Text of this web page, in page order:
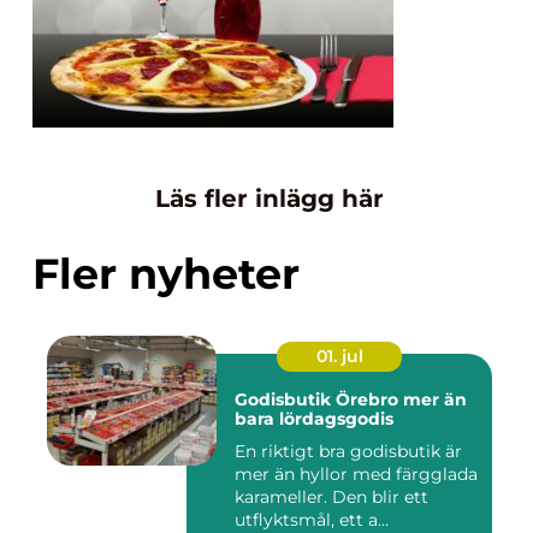
Läs fler inlägg här
Fler nyheter
01. jul
Godisbutik Örebro mer än
bara lördagsgodis
En riktigt bra godisbutik är
mer än hyllor med färgglada
karameller. Den blir ett
utflyktsmål, ett a...